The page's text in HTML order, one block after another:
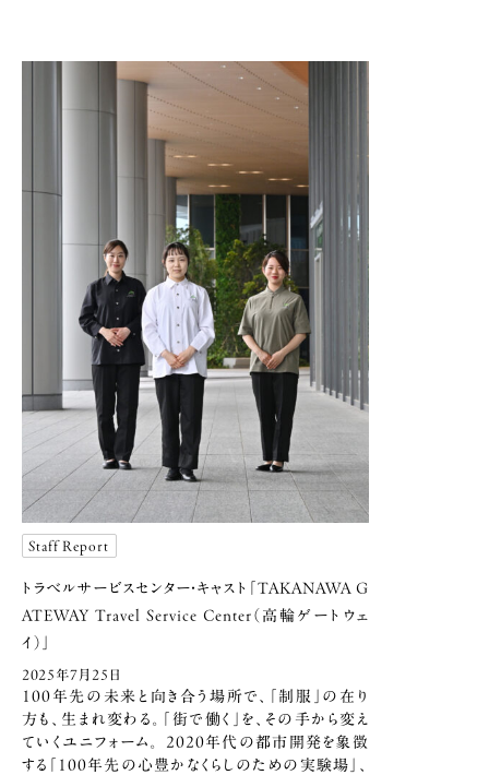
Staff Report
トラベルサービスセンター・キャスト
「TAKANAWA G
ATEWAY Travel Service Center（高輪ゲートウェ
イ）」
2025年7月25日
100年先の未来と向き合う場所で、「制服」の在り
方も、生まれ変わる。「街で働く」を、その手から変え
ていくユニフォーム。 2020年代の都市開発を象徴
する「100年先の心豊かなくらしのための実験場」、